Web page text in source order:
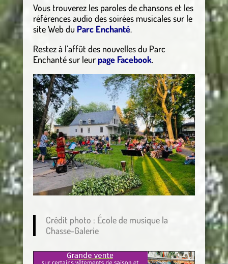
Vous trouverez les paroles de chansons et les
références audio des soirées musicales sur le
site Web du Parc Enchanté.
Restez à l’affût des nouvelles du Parc
Enchanté sur leur page Facebook.
Crédit photo : École de musique la
Chasse-Galerie